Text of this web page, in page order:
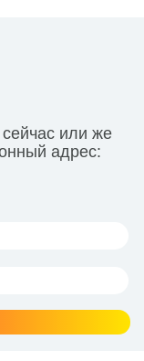
или же
адрес: